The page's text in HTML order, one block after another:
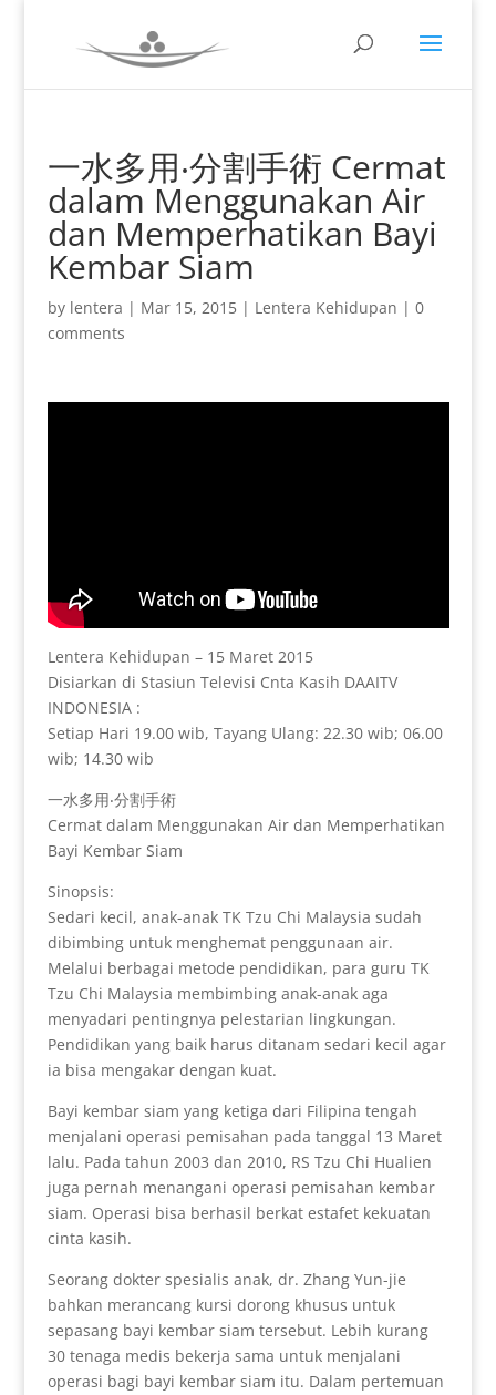
一水多用‧分割手術 Cermat
dalam Menggunakan Air
dan Memperhatikan Bayi
Kembar Siam
by lentera | Mar 15, 2015| Lentera Kehidupan | 0
comments
Lentera Kehidupan – 15 Maret 2015
Disiarkan di Stasiun Televisi Cnta Kasih DAAITV
INDONESIA :
Setiap Hari 19.00 wib, Tayang Ulang: 22.30 wib; 06.00
wib; 14.30 wib
一水多用‧分割手術
Cermat dalam Menggunakan Air dan Memperhatikan
Bayi Kembar Siam
Sinopsis:
Sedari kecil, anak-anak TK Tzu Chi Malaysia sudah
dibimbing untuk menghemat penggunaan air.
Melalui berbagai metode pendidikan, para guru TK
Tzu Chi Malaysia membimbing anak-anak aga
menyadari pentingnya pelestarian lingkungan.
Pendidikan yang baik harus ditanam sedari kecil agar
ia bisa mengakar dengan kuat.
Bayi kembar siam yang ketiga dari Filipina tengah
menjalani operasi pemisahan pada tanggal 13 Maret
lalu. Pada tahun 2003 dan 2010, RS Tzu Chi Hualien
juga pernah menangani operasi pemisahan kembar
siam. Operasi bisa berhasil berkat estafet kekuatan
cinta kasih.
Seorang dokter spesialis anak, dr. Zhang Yun-jie
bahkan merancang kursi dorong khusus untuk
sepasang bayi kembar siam tersebut. Lebih kurang
30 tenaga medis bekerja sama untuk menjalani
operasi bagi bayi kembar siam itu. Dalam pertemuan